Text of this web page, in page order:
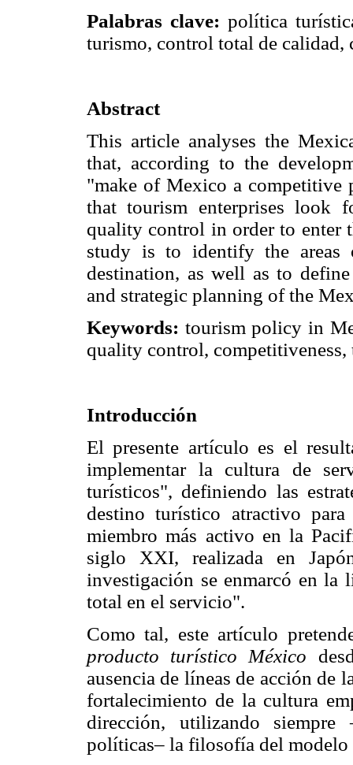
Palabras clave: política
turismo, control total de
Abstract
This article analyses the
that, according to the
"make of Mexico a
that tourism enterprises look
quality control in order to enter
study is to identify the
destination, as well as to
and strategic planning of the
Keywords: tourism policy in
quality control, competitiveness,
Introducción
El presente artículo es el
implementar la cultura de
turísticos", definiendo las
destino turístico atractivo
miembro más activo en la
siglo XXI, realizada en
investigación se enmarcó en
total en el servicio".
Como tal, este artículo
producto turístico México
ausencia de líneas de acción de
fortalecimiento de la cultura
dirección, utilizando
políticas– la filosofía del modelo